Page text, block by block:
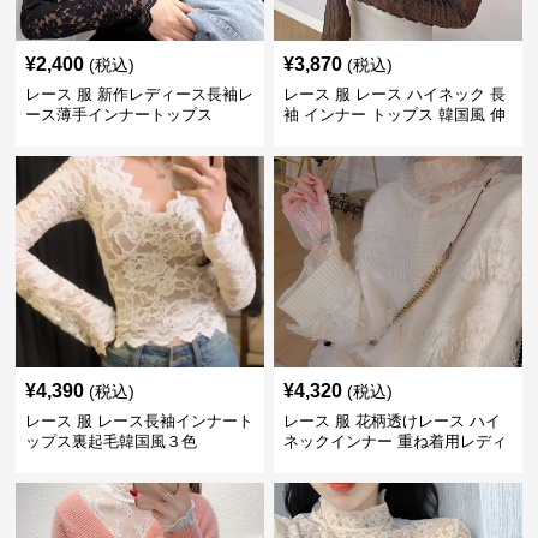
¥2,400 (税込)
レース 服 新作レディース長袖レ
ース薄手インナートップス
¥3,870 (税込)
レース 服 レース ハイネック 長
袖 インナー トップス 韓国風 伸
¥4,390 (税込)
レース 服 レース長袖インナート
ップス裏起毛韓国風３色
¥4,320 (税込)
レース 服 花柄透けレース ハイ
ネックインナー 重ね着用レディ